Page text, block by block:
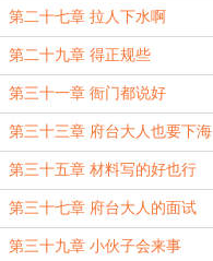
第二十七章 拉人下水啊
第二十九章 得正规些
第三十一章 衙门都说好
第三十三章 府台大人也要下海
第三十五章 材料写的好也行
第三十七章 府台大人的面试
第三十九章 小伙子会来事